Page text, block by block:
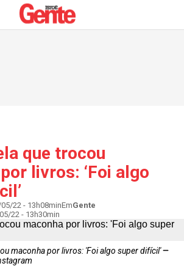
que trocou
livros: ‘Foi algo
22 - 13h08minEmGente
22 - 13h30min
maconha por livros: 'Foi algo super difícil'